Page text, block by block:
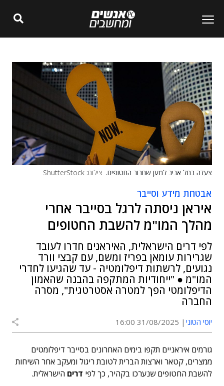
צעדה בתל אביב למען שחרור החטופים. צילום: ShutterStock
אבטחת מידע וסייבר
איראן ניסתה לרגל בסייבר אחרי
מהלך המו"מ להשבת החטופים
לפי דרים הישראלית, האיראנים חדרו לעובד
שגרירות עומאן בפריז ומשם, עם קבצי וורד
נגועים, לרשתות דיפלומטיה - עד שהגיעו לחדרי
המו"מ ● "ייחודיות המתקפה בהבנה שהאמון
הדיפלומטי הפך למטרה אסטרטגית", מסרה
החברה
יוסי הטוני 31/08/2025 16:00
גורמים איראניים תקפו בימים האחרונים בסייבר דיפלומטים
ממצרים, קטאר וארצות הברית לטובת ריגול ומעקב אחר השיחות
להשבת החטופים שנערכו בקהיר, כך לפי דרים הישראלית.